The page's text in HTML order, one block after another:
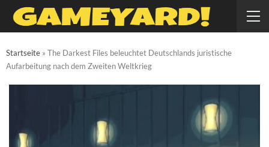
Startseite » The Darkest Files beleuchtet Deutschlands juristische
Aufarbeitung nach dem Zweiten Weltkrieg